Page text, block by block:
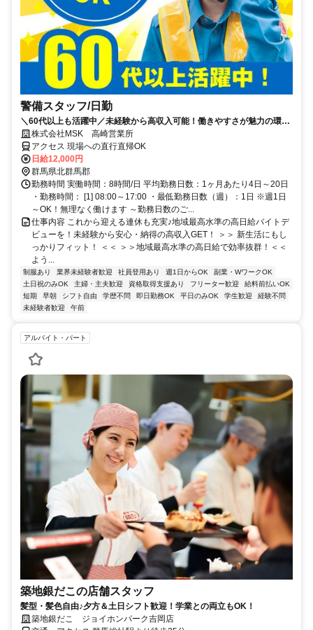
警備スタッフ/日勤
＼60代以上も活躍中／未経験から高収入可能！働きやすさが魅力の環境
で警備員デビューをしませんか！【月収24万円可能！日払いもOK！】
勤務3日前迄シフト申請が可能です！週1日～・短期もOK！あなたのラ
イフスタイルに合わせてお仕事しませんか！未経験者大歓迎！年代幅広
く活躍しています。
株式会社MSK 高崎営業所
アクセス 現場への直行直帰OK
日給12,000円
群馬県北群馬郡
勤務時間 実働時間：8時間/日 平均勤務日数：1ヶ月あたり4日～20日
・勤務時間： [1] 08:00～17:00 ・最低勤務日数（週）：1日 ※週1日
～OK！無理なく働けます ～勤務日数のご...
仕事内容 これから迎える連休も充実♪地域最高水準の高日給バイトデ
ビューを！未経験から安心・納得の高収入GET！ ＞＞ 新生活にもし
っかりフィット！ ＜＜ ＞＞地域最高水準の高日給で効率抜群！＜＜
よう...
制服あり 業界未経験者歓迎 社員登用あり 週1日からOK
副業・WワークOK
土日祝のみOK
主婦・主夫歓迎 資格取得支援あり フリーター歓迎
給料前払いOK
短期
早朝 シフト自由 学歴不問 即日勤務OK 平日のみOK 学生歓迎
経験不問
未経験者歓迎
午前
アルバイト・パート
築地銀だこの店舗スタッフ
髪型・髪色自由♪夕方＆土日シフト歓迎！学業との両立もOK！
築地銀だこ ジョイホンパーク吉岡店